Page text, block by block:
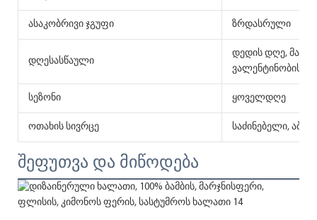
ასაკობრივი ჯგუფი ზრდასრული
დღესასწაული
დედის დღე,
ვალენტინობის
სეზონი ყოველდღე
ოთახის სივრცე საძინებელი,
შეფუთვა და მიწოდება